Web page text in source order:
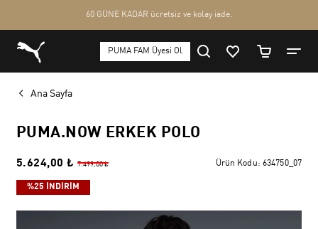
Ana Sayfa
PUMA.NOW ERKEK POLO
5.624,00 ₺ 7.499,00 ₺ Ürün Kodu: 634750_07
%25 İNDİRİM